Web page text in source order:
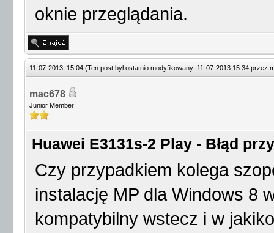
oknie przeglądania.
11-07-2013, 15:04 (Ten post był ostatnio modyfikowany: 11-07-2013 15:34 przez
mac678
Junior Member
Huawei E3131s-2 Play - Błąd
Czy przypadkiem kolega
instalację MP dla Windows 8
kompatybilny wstecz i w